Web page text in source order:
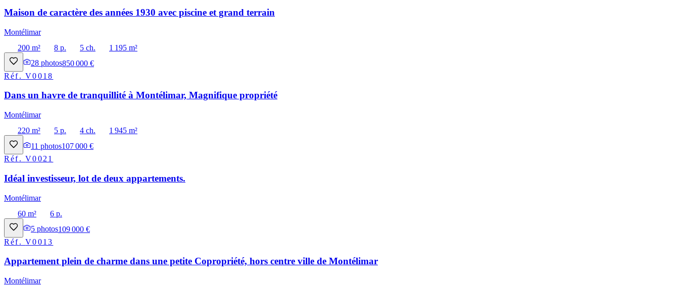
Maison de caractère des années 1930 avec piscine et grand terrain
Montélimar
200 m²
8 p. 5 ch.
1 195 m²
28 photos850 000 €
Réf.V0018
Dans un havre de tranquillité à Montélimar, Magnifique propriété
Montélimar
220 m²
5 p. 4 ch.
1 945 m²
11 photos107 000 €
Réf.V0021
Idéal investisseur, lot de deux appartements.
Montélimar
60 m²
6 p.
5 photos109 000 €
Réf.V0013
Appartement plein de charme dans une petite Copropriété, hors centre ville de Montélimar
Montélimar